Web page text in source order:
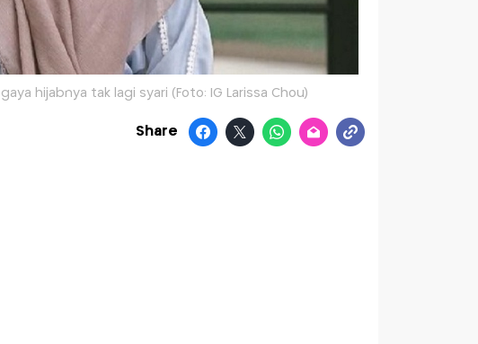
hijabnya tak lagi syari (Foto: IG Larissa Chou)
Share